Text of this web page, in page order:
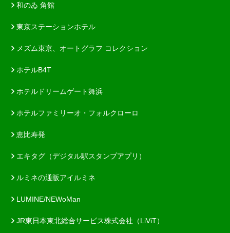
和のゐ 角館
東京ステーションホテル
メズム東京、オートグラフ コレクション
ホテルB4T
ホテルドリームゲート舞浜
ホテルファミリーオ・フォルクローロ
恵比寿発
エキタグ（デジタル駅スタンプアプリ）
ルミネの通販アイルミネ
LUMINE/NEWoMan
JR東日本東北総合サービス株式会社（LiViT）